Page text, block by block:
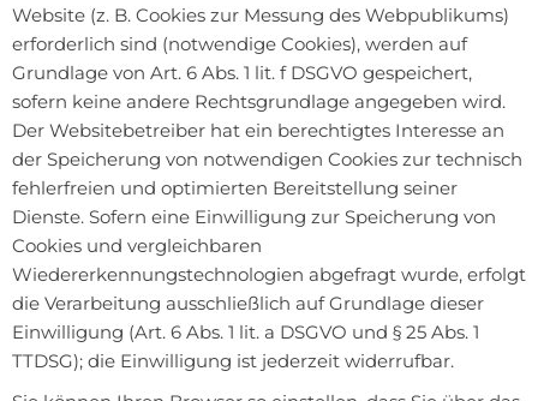
Website (z. B. Cookies zur Messung des Webpublikums)
erforderlich sind (notwendige Cookies), werden auf
Grundlage von Art. 6 Abs. 1 lit. f DSGVO gespeichert,
sofern keine andere Rechtsgrundlage angegeben wird.
Der Websitebetreiber hat ein berechtigtes Interesse an
der Speicherung von notwendigen Cookies zur technisch
fehlerfreien und optimierten Bereitstellung seiner
Dienste. Sofern eine Einwilligung zur Speicherung von
Cookies und vergleichbaren
Wiedererkennungstechnologien abgefragt wurde, erfolgt
die Verarbeitung ausschließlich auf Grundlage dieser
Einwilligung (Art. 6 Abs. 1 lit. a DSGVO und § 25 Abs. 1
TTDSG); die Einwilligung ist jederzeit widerrufbar.